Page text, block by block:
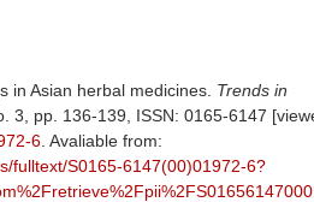
in Asian herbal medicines. Trends in
3, pp. 136-139, ISSN: 0165-6147
6 . Avaliable from:
fulltext/S0165-6147(00)01972-6?